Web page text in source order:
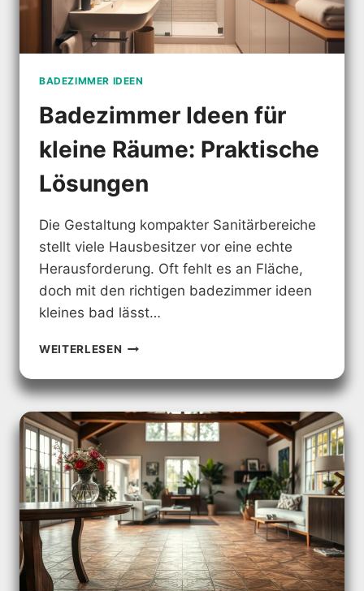
BADEZIMMER IDEEN
Badezimmer Ideen für
kleine Räume: Praktische
Lösungen
Die Gestaltung kompakter Sanitärbereiche
stellt viele Hausbesitzer vor eine echte
Herausforderung. Oft fehlt es an Fläche,
doch mit den richtigen badezimmer ideen
kleines bad lässt…
WEITERLESEN BADEZIMMER
FÜR
KLEINE
RÄUME:
PRAKTISCHE